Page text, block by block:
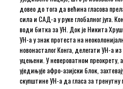
довео до тога да већина гласова
сила и САД-а у руке глобалног југа.
води битка за УН. Док је Никита
УН-а у знак протеста на
новонасталог Конга, делегати УН-а
уцењени. У невероватном преокрету,
уједињује афро-азијски блок,
скупштине УН-а да гласа за тренутну